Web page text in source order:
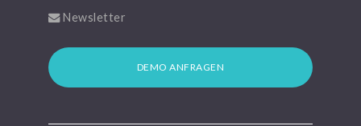
Newsletter
DEMO ANFRAGEN